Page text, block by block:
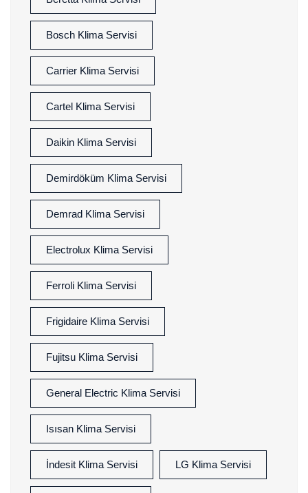
Bosch Klima Servisi
Carrier Klima Servisi
Cartel Klima Servisi
Daikin Klima Servisi
Demirdöküm Klima Servisi
Demrad Klima Servisi
Electrolux Klima Servisi
Ferroli Klima Servisi
Frigidaire Klima Servisi
Fujitsu Klima Servisi
General Electric Klima Servisi
Isısan Klima Servisi
İndesit Klima Servisi LG Klima Servisi